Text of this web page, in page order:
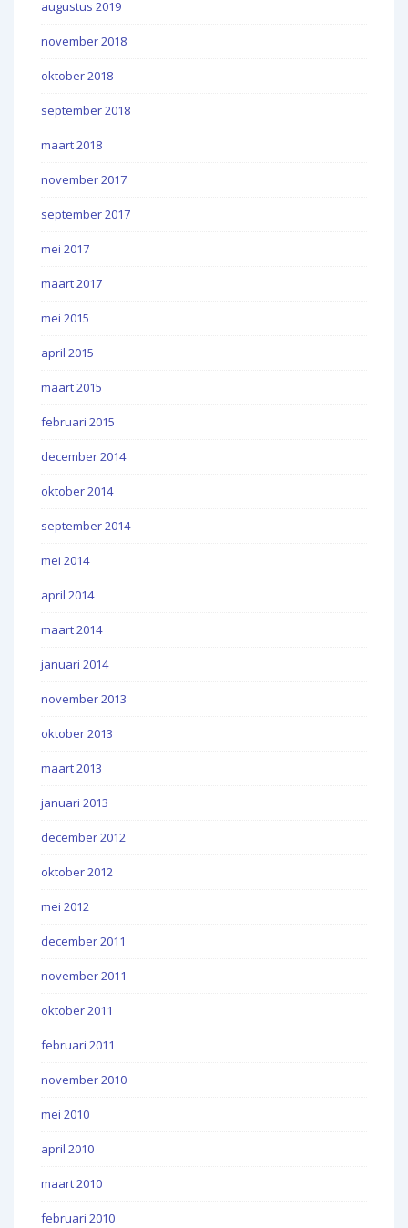
augustus 2019
november 2018
oktober 2018
september 2018
maart 2018
november 2017
september 2017
mei 2017
maart 2017
mei 2015
april 2015
maart 2015
februari 2015
december 2014
oktober 2014
september 2014
mei 2014
april 2014
maart 2014
januari 2014
november 2013
oktober 2013
maart 2013
januari 2013
december 2012
oktober 2012
mei 2012
december 2011
november 2011
oktober 2011
februari 2011
november 2010
mei 2010
april 2010
maart 2010
februari 2010